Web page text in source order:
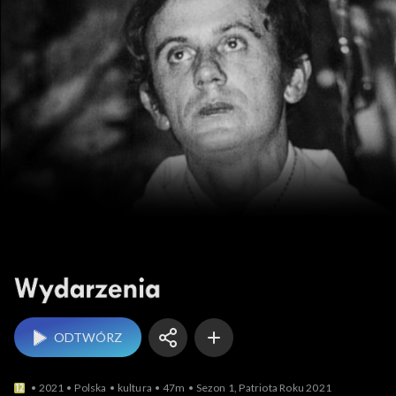
Wydarzenia
ODTWÓRZ
2021 Polska kultura 47m Sezon 1, Patriota Roku 2021